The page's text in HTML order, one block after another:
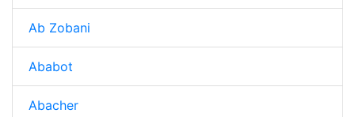
Ab Zobani
Ababot
Abacher